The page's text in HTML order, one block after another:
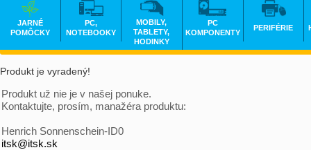
Produkt je vyradený!
Produkt už nie je v našej ponuke.
Kontaktujte, prosím, manažéra produktu:
Henrich Sonnenschein-ID0
itsk@itsk.sk
JARNÉ
POMÔCKY
PC,
NOTEBOOKY
MOBILY,
TABLETY,
HODINKY
PC
KOMPONENTY
PERIFÉRIE